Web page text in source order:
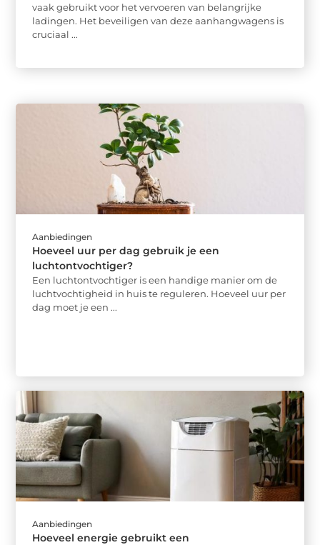
vaak gebruikt voor het vervoeren van belangrijke
ladingen. Het beveiligen van deze aanhangwagens is
cruciaal ...
Aanbiedingen
Hoeveel uur per dag gebruik je een
luchtontvochtiger?
Een luchtontvochtiger is een handige manier om de
luchtvochtigheid in huis te reguleren. Hoeveel uur per
dag moet je een ...
Aanbiedingen
Hoeveel energie gebruikt een